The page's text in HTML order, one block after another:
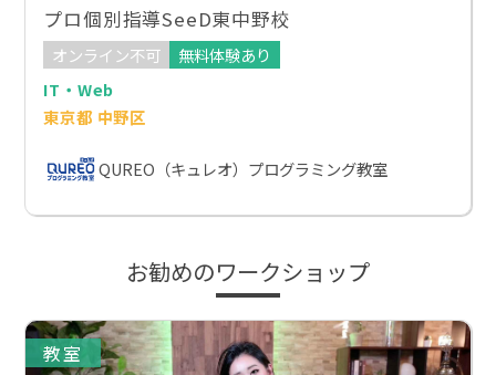
プロ個別指導SeeD東中野校
オンライン不可
無料体験あり
IT・Web
東京都 中野区
QUREO（キュレオ）プログラミング教室
お勧めのワークショップ
教室